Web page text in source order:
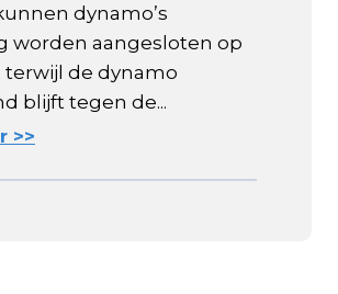
dynamo’s
worden aangesloten op
terwijl de dynamo
blijft tegen de...
>>